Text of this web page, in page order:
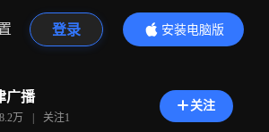
登录
安装电脑版
内容更精彩
广播
8.2万 | 关注1
关注